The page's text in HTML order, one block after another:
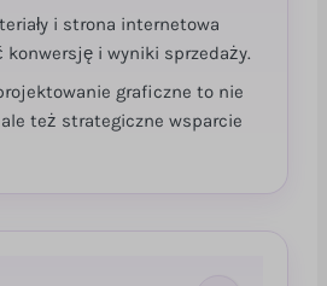
i strona internetowa
konwersję i wyniki sprzedaży.
graficzne to nie
też strategiczne wsparcie